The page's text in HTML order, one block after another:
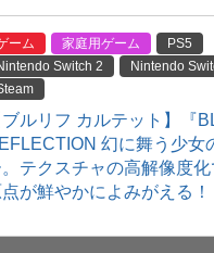
ーム 家庭用ゲーム
PS5
Switch 2
Nintendo
ブルリフ カルテット】『
幻に舞う少女
。テクスチャの高解像度
点が鮮やかによみがえる！